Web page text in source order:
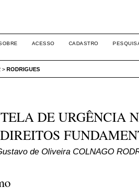
ACESSO CADASTRO
> RODRIGUES
DE URGÊNCIA
de Oliveira COLNAGO